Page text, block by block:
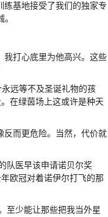
基地接受了我们的独家专
打心底里为他高兴。这些
远等不及圣诞礼物的孩
在绿茵场上这或许是种天
而更危险。当然，代价就
队医早该申请诺贝尔奖
欧冠对着诺伊尔打飞的那
至少能让那些把我当外星